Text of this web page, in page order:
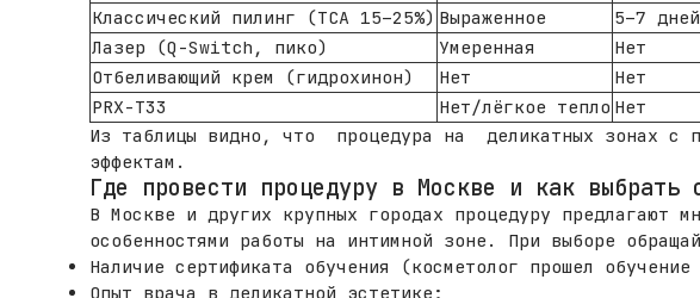
Классический пилинг (ТСА 15–25%) Выраженное 5–7 дней
Лазер (Q-Switch, пико)
Умеренная Нет
Отбеливающий крем (гидрохинон)
Нет Нет
PRX-T33
Нет/лёгкое тепло Нет
Из таблицы видно, что процедура на деликатных зонах с
эффектам.
Где провести процедуру в Москве и как выбрать
В Москве и других крупных городах процедуру предлагают
особенностями работы на интимной зоне. При выборе
Наличие сертификата обучения (косметолог прошел
Опыт врача в деликатной эстетике;